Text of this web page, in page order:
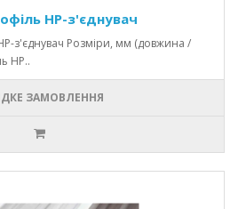
НР-з'єднувач
з'єднувач Розміри, мм (довжина /
НР..
ЗАМОВЛЕННЯ